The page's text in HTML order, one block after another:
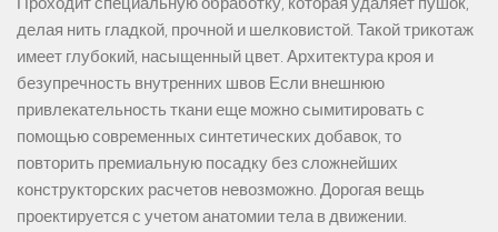
делая нить гладкой, прочной и шелковистой. Такой трикотаж
имеет глубокий, насыщенный цвет. Архитектура кроя и
безупречность внутренних швов Если внешнюю
привлекательность ткани еще можно сымитировать с
помощью современных синтетических добавок, то
повторить премиальную посадку без сложнейших
конструкторских расчетов невозможно. Дорогая вещь
проектируется с учетом анатомии тела в движении.